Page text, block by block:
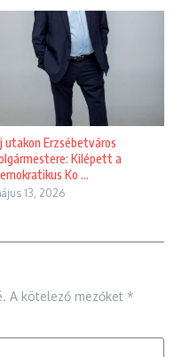
utakon Erzsébetváros
Kilépett a
Ko ...
13, 2026
A kötelező mezőket *